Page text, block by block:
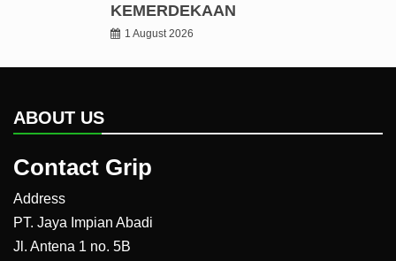
KEMERDEKAAN
1 August 2026
ABOUT US
Contact Grip
Address
PT. Jaya Impian Abadi
Jl. Antena 1 no. 5B